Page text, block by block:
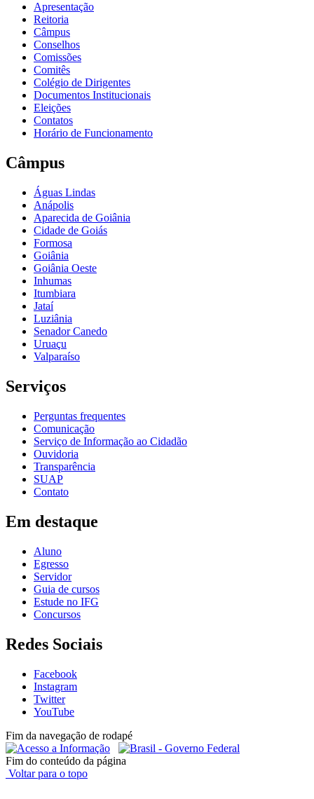
Apresentação
Reitoria
Câmpus
Conselhos
Comissões
Comitês
Colégio de Dirigentes
Documentos Institucionais
Eleições
Contatos
Horário de Funcionamento
Câmpus
Águas Lindas
Anápolis
Aparecida de Goiânia
Cidade de Goiás
Formosa
Goiânia
Goiânia Oeste
Inhumas
Itumbiara
Jataí
Luziânia
Senador Canedo
Uruaçu
Valparaíso
Serviços
Perguntas frequentes
Comunicação
Serviço de Informação ao Cidadão
Ouvidoria
Transparência
SUAP
Contato
Em destaque
Aluno
Egresso
Servidor
Guia de cursos
Estude no IFG
Concursos
Redes Sociais
Facebook
Instagram
Twitter
YouTube
Fim da navegação de rodapé
Fim do conteúdo da página
Voltar para o topo